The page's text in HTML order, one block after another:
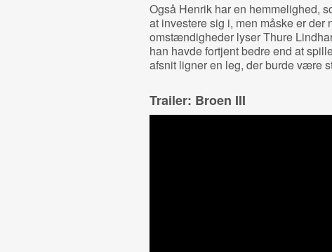
Også Henrik har en hemmelighed,
at investere sig i, men måske er der
omstændigheder lyser Thure
han havde fortjent bedre end at
afsnit ligner en leg, der burde være
Trailer: Broen III